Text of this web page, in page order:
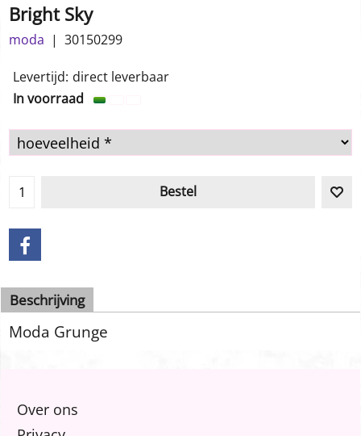
Bright Sky
moda 30150299
Levertijd: direct leverbaar
In voorraad
Bestel
Beschrijving
Moda Grunge
Over ons